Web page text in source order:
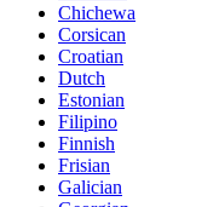
Chichewa
Corsican
Croatian
Dutch
Estonian
Filipino
Finnish
Frisian
Galician